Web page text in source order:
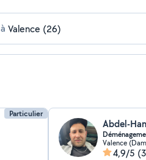
à
Particulier
Abdel-
Valence
4,9/5